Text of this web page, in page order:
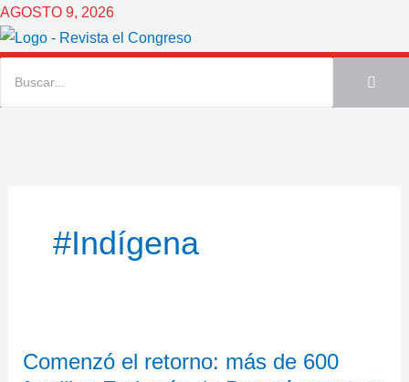
Ir
al
contenido
AGOSTO 9, 2026
#Indígena
Comenzó el retorno: más de 600
el